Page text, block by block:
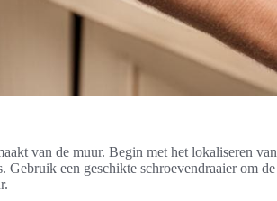
van de muur. Begin met het lokaliseren van
Gebruik een geschikte schroevendraaier om de